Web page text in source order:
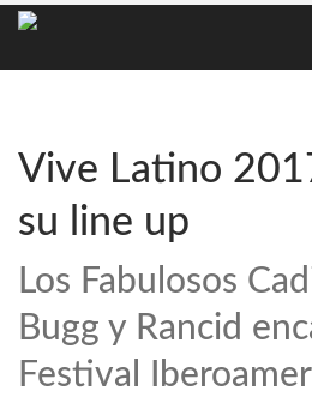
Vive Latino
su line up
Los Fabulosos
Bugg y Rancid
Festival